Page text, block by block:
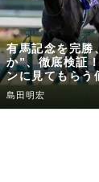
有馬記念を完勝
か”、徹底検証
ンに見てもらう
島田明宏